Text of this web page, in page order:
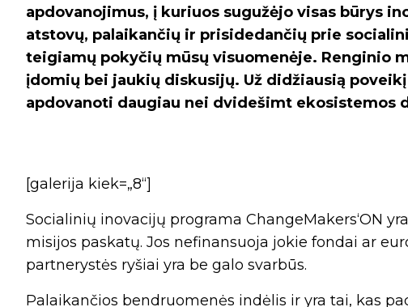
apdovanojimus, į kuriuos sugužėjo visas būrys
atstovų, palaikančių ir prisidedančių prie
teigiamų pokyčių mūsų visuomenėje. Renginio
įdomių bei jaukių diskusijų. Už didžiausią
apdovanoti daugiau nei dvidešimt ekosistemos
[galerija kiek=„8“]
Socialinių inovacijų programa ChangeMakers‘ON
misijos paskatų. Jos nefinansuoja jokie fondai ar
partnerystės ryšiai yra be galo svarbūs.
Palaikančios bendruomenės indėlis ir yra tai, kas